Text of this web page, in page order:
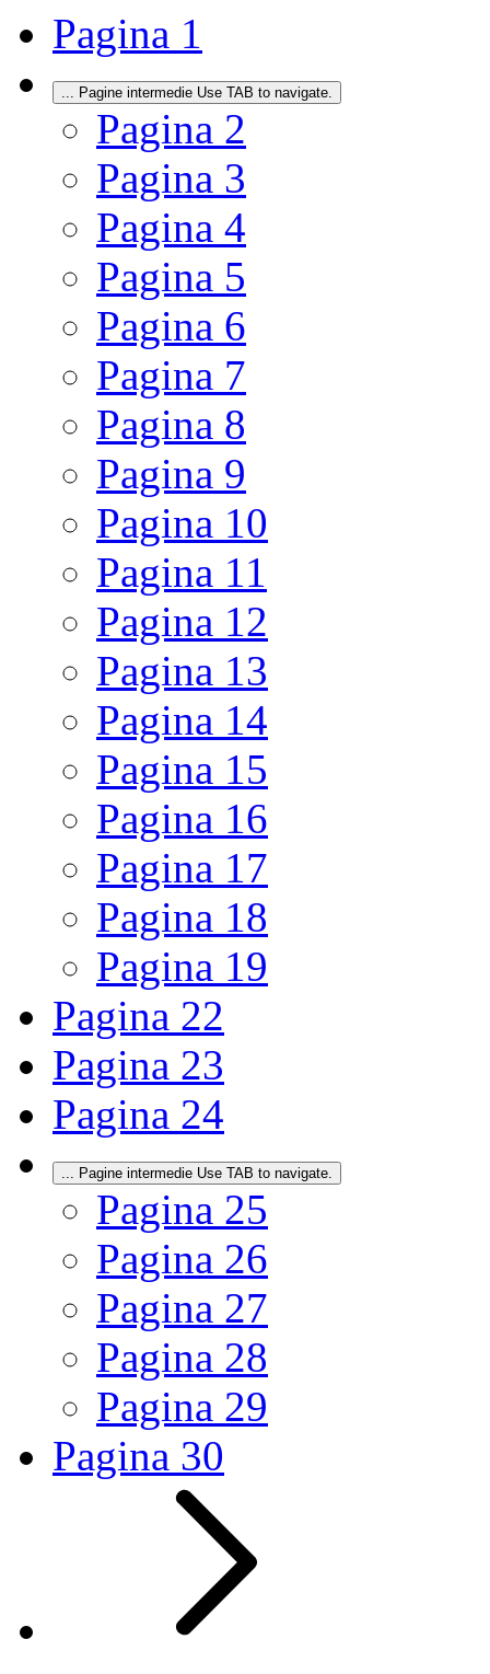
Pagina 1
Pagine intermedie Use TAB to navigate.
Pagina 2
Pagina 3
Pagina 4
Pagina 5
Pagina 6
Pagina 7
Pagina 8
Pagina 9
Pagina 10
Pagina 11
Pagina 12
Pagina 13
Pagina 14
Pagina 15
Pagina 16
Pagina 17
Pagina 18
Pagina 19
Pagina 22
Pagina 23
Pagina 24
Pagine intermedie Use TAB to navigate.
Pagina 25
Pagina 26
Pagina 27
Pagina 28
Pagina 29
Pagina 30